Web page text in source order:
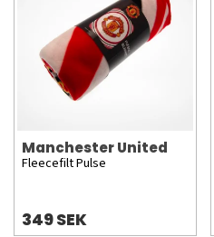
Manchester United
Fleecefilt Pulse
349 SEK